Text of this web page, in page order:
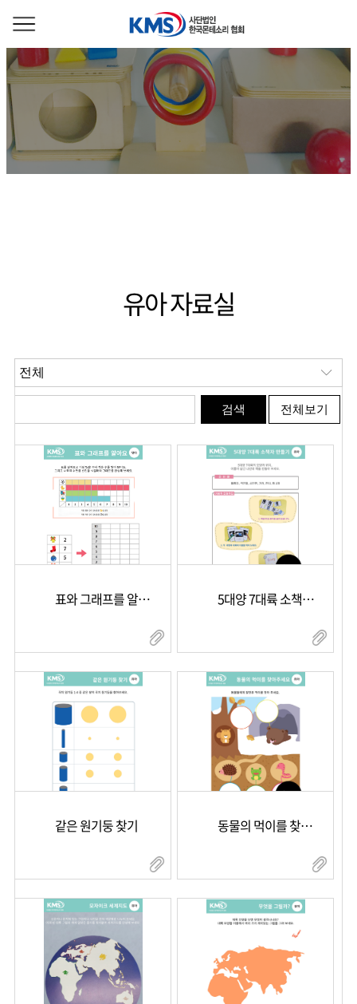
유아 자료실
표와 그래프를 알아요 5대양 7대륙 소책자 만들기
같은 원기둥 찾기 동물의 먹이를 찾아주세요